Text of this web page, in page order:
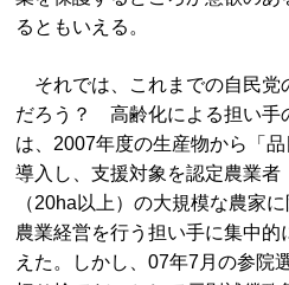
るともいえる。
それでは、これまでの自民党
だろう？ 高齢化による担い手
は、2007年度の生産物から「
導入し、支援対象を認定農業者
（20ha以上）の大規模な農家
農業経営を行う担い手に集中
えた。しかし、07年7月の参院